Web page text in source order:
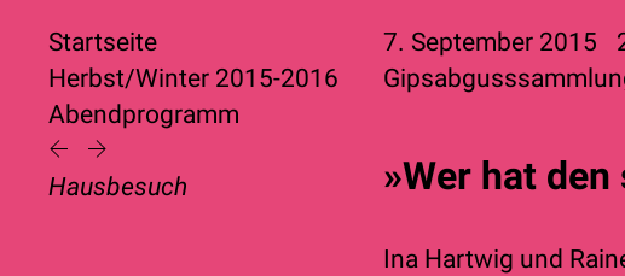
Startseite
Herbst/Winter 2015-2016
Abendprogramm
Hausbesuch
7. September 2015
»Wer hat
Ina Hartwig und